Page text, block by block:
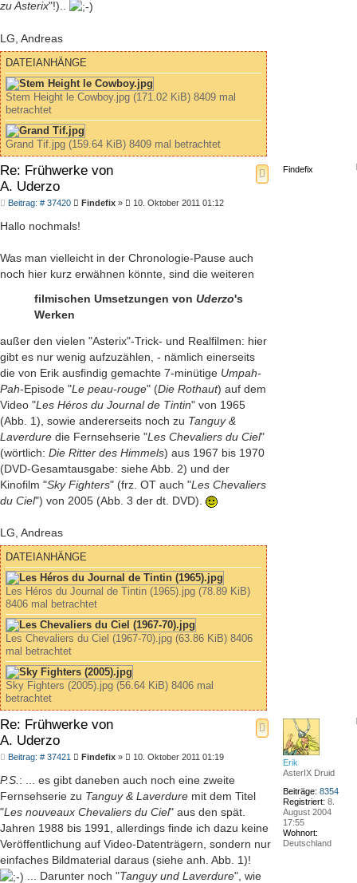
zu Asterix"!)..
LG, Andreas
DATEIANHÄNGE
Stem Height le Cowboy.jpg (171.02 KiB) 8409 mal
betrachtet
Grand Tif.jpg (159.64 KiB) 8409 mal betrachtet
Re: Frühwerke von
A. Uderzo
Beitrag: # 37420BeitragFindefix » 10. Oktober 2011 01:12
Hallo nochmals!
Was man vielleicht in der Chronologie-Pause auch
noch hier kurz erwähnen könnte, sind die weiteren
filmischen Umsetzungen von Uderzo's
Werken
außer den vielen "Asterix"-Trick- und Realfilmen: hier
gibt es nur wenig aufzuzählen, - nämlich einerseits
die von Erik ausfindig gemachte 7-minütige Umpah-
Pah-Episode "Le peau-rouge" (Die Rothaut) auf dem
Video "Les Héros du Journal de Tintin" von 1965
(Abb. 1), sowie andererseits noch zu Tanguy &
Laverdure die Fernsehserie "Les Chevaliers du Ciel"
(wörtlich: Die Ritter des Himmels) aus 1967 bis 1970
(DVD-Gesamtausgabe: siehe Abb. 2) und der
Kinofilm "Sky Fighters" (frz. OT auch "Les Chevaliers
du Ciel") von 2005 (Abb. 3 der dt. DVD).
LG, Andreas
DATEIANHÄNGE
Les Héros du Journal de Tintin (1965).jpg (78.89 KiB)
8406 mal betrachtet
Les Chevaliers du Ciel (1967-70).jpg (63.86 KiB) 8406
mal betrachtet
Sky Fighters (2005).jpg (56.64 KiB) 8406 mal
betrachtet
Findefix
Re: Frühwerke von
A. Uderzo
Beitrag: # 37421 Beitrag
Findefix » 10. Oktober 2011 01:19
P.S. : ... es gibt daneben auch noch eine zweite
Fernsehserie zu Tanguy & Laverdure mit dem Titel
"Les nouveaux Chevaliers du Ciel" aus den spät.
Jahren 1988 bis 1991, allerdings finde ich dazu keine
Veröffentlichung auf Video-Datenträgern, sondern nur
einfaches Bildmaterial daraus (siehe anh. Abb. 1)!
... Darunter noch "Tanguy und Laverdure", wie
Erik
AsterIX Druid
Beiträge: 8354
Registriert: 8.
August 2004
17:55
Wohnort:
Deutschland